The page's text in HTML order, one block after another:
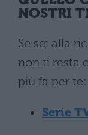
NOSTRI
Se sei alla
non ti resta
più fa per
Serie